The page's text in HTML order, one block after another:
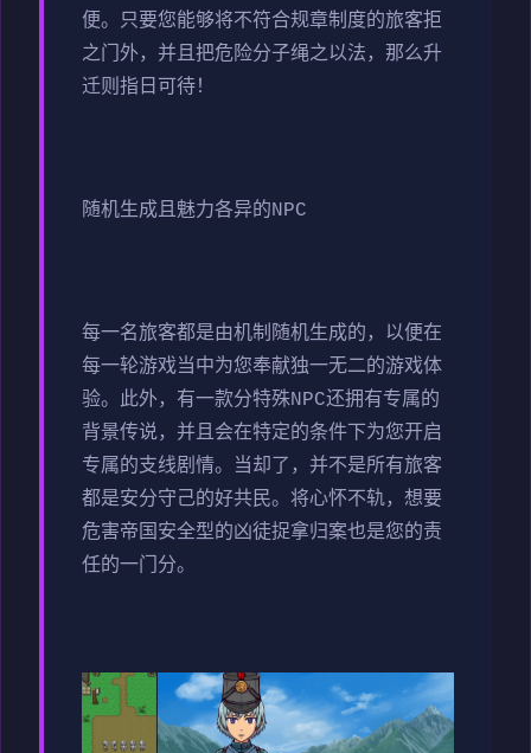
便。只要您能够将不符合规章制度的旅客拒
之门外，并且把危险分子绳之以法，那么升
迁则指日可待！
随机生成且魅力各异的NPC
每一名旅客都是由机制随机生成的，以便在
每一轮游戏当中为您奉献独一无二的游戏体
验。此外，有一款分特殊NPC还拥有专属的
背景传说，并且会在特定的条件下为您开启
专属的支线剧情。当却了，并不是所有旅客
都是安分守己的好共民。将心怀不轨，想要
危害帝国安全型的凶徒捉拿归案也是您的责
任的一门分。